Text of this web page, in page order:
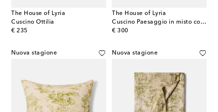
The House of Lyria
Cuscino Ottilia
€ 235
original price
The House of Lyria
Cuscino Paesaggio in misto cotone
€ 300
original price
Nuova stagione Nuova stagione